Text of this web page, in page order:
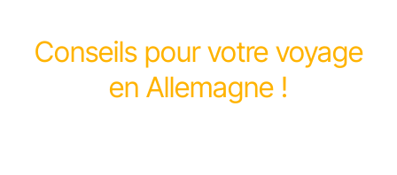
Conseils pour votre voyage
en Allemagne !